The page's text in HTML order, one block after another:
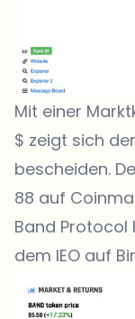
Mit einer
$ zeigt sich
bescheiden.
88 auf
Band Protocol
dem IEO auf